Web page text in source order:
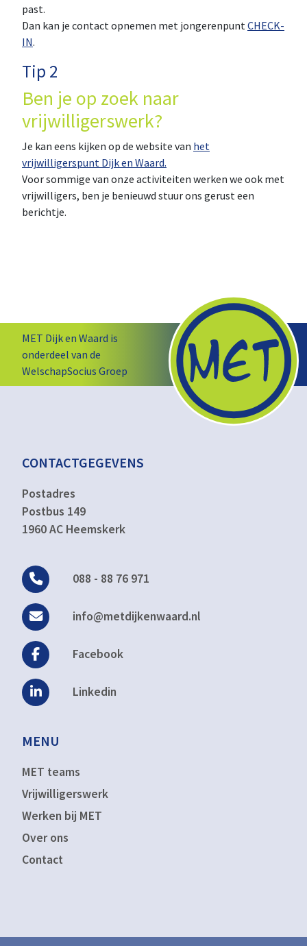
past.
Dan kan je contact opnemen met jongerenpuntCHECK-
IN.
Tip 2
Ben je op zoek naar
vrijwilligerswerk?
Je kan eens kijken op de website van het
vrijwilligerspunt Dijk en Waard.
Voor sommige van onze activiteiten werken we ook met
vrijwilligers, ben je benieuwd stuur ons gerust een
berichtje.
MET Dijk en Waard is
onderdeel van de
WelschapSocius Groep
CONTACTGEGEVENS
Postadres
Postbus 149
1960 AC Heemskerk
088 - 88 76 971
info@metdijkenwaard.nl
Facebook
Linkedin
MENU
MET teams
Vrijwilligerswerk
Werken bij MET
Over ons
Contact